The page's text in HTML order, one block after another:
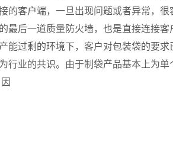
的客户端，一旦出现问题或者异常，
最后一道质量防火墙，也是直接连接
能过剩的环境下，客户对包装袋的要
行业的共识。由于制袋产品基本上为